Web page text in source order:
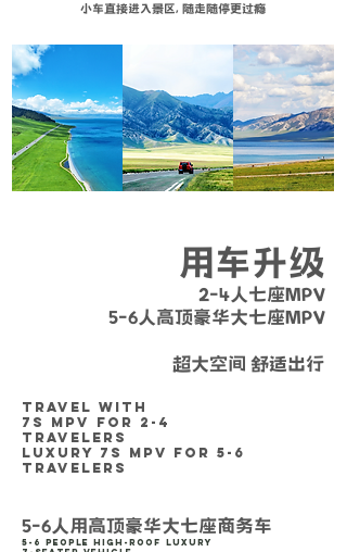
小车直接进入景区, 随走随停更过瘾
用车升级
2-4人七座MPV
5-6人高顶豪华大七座MPV
超大空间 舒适出行
TRAVEL WITH
7S MPV
FOR 2-4
TRAVELERS
LUXURY 7S MPV FOR 5-6
TRAVELERS
5-6人用高顶豪华大七座商务车
5-6 People High-Roof Luxury